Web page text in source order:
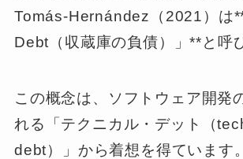
Tomás-Hernández（2021）は
Debt（収蔵庫の負債）」**と呼
この概念は、ソフトウェア開発
れる「テクニカル・デット（
debt）」から着想を得ています